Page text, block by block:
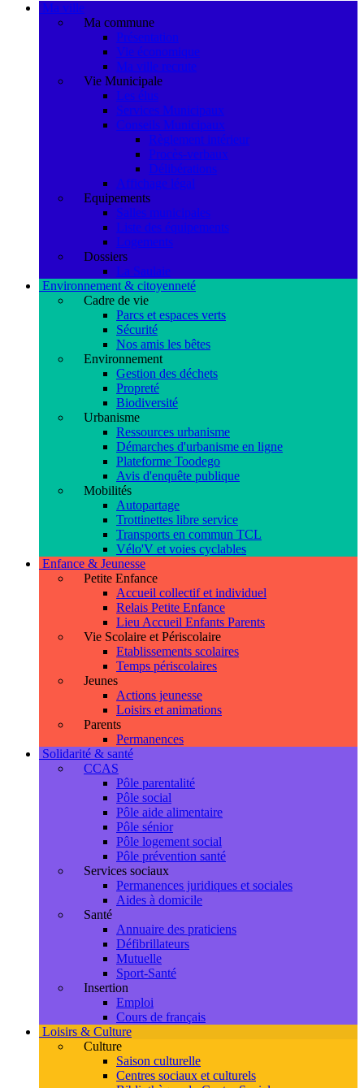
Ma ville
Ma commune
Présentation
Vie économique
Ma ville recrute
Vie Municipale
Les élus
Services Municipaux
Conseils Municipaux
Règlement intérieur
Procès-verbaux
Délibérations
Affichage légal
Equipements
Salles municipales
Liste des équipements
Logements
Dossiers
La Saulaie
Environnement & citoyenneté
Cadre de vie
Parcs et espaces verts
Sécurité
Nos amis les bêtes
Environnement
Gestion des déchets
Propreté
Biodiversité
Urbanisme
Ressources urbanisme
Démarches d'urbanisme en ligne
Plateforme Toodego
Avis d'enquête publique
Mobilités
Autopartage
Trottinettes libre service
Transports en commun TCL
Vélo'V et voies cyclables
Enfance & Jeunesse
Petite Enfance
Accueil collectif et individuel
Relais Petite Enfance
Lieu Accueil Enfants Parents
Vie Scolaire et Périscolaire
Etablissements scolaires
Temps périscolaires
Jeunes
Actions jeunesse
Loisirs et animations
Parents
Permanences
Solidarité & santé
CCAS
Pôle parentalité
Pôle social
Pôle aide alimentaire
Pôle sénior
Pôle logement social
Pôle prévention santé
Services sociaux
Permanences juridiques et sociales
Aides à domicile
Santé
Annuaire des praticiens
Défibrillateurs
Mutuelle
Sport-Santé
Insertion
Emploi
Cours de français
Loisirs & Culture
Culture
Saison culturelle
Centres sociaux et culturels